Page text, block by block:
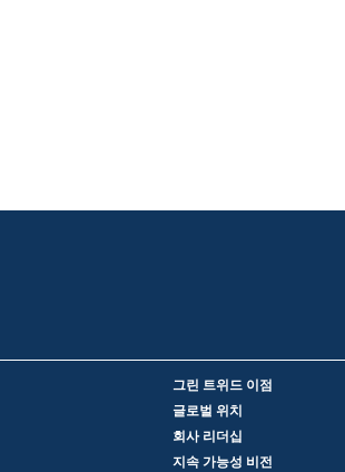
그린 트위드 이점
글로벌 위치
회사 리더십
지속 가능성 비전